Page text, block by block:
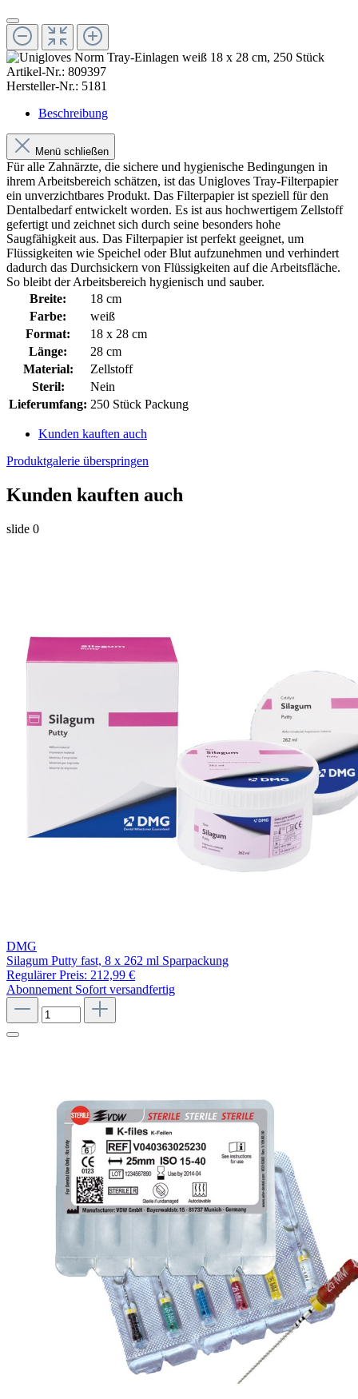
Artikel-Nr.: 809397
Hersteller-Nr.: 5181
Beschreibung
Menü schließen
Für alle Zahnärzte, die sichere und hygienische Bedingungen in
ihrem Arbeitsbereich schätzen, ist das Unigloves Tray-Filterpapier
ein unverzichtbares Produkt. Das Filterpapier ist speziell für den
Dentalbedarf entwickelt worden. Es ist aus hochwertigem Zellstoff
gefertigt und zeichnet sich durch seine besonders hohe
Saugfähigkeit aus. Das Filterpapier ist perfekt geeignet, um
Flüssigkeiten wie Speichel oder Blut aufzunehmen und verhindert
dadurch das Durchsickern von Flüssigkeiten auf die Arbeitsfläche.
So bleibt der Arbeitsbereich hygienisch und sauber.
Breite:
18 cm
Farbe:
weiß
Format:
18 x 28 cm
Länge:
28 cm
Material:
Zellstoff
Steril:
Nein
Lieferumfang: 250 Stück Packung
Kunden kauften auch
Produktgalerie überspringen
Kunden kauften auch
slide 0
DMG
Silagum Putty fast, 8 x 262 ml Sparpackung
Regulärer Preis: 212,99 €
Abonnement Sofort versandfertig